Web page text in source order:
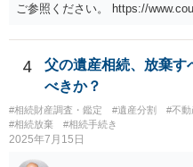
ご参照ください。 https://
4
父の遺産相続、放棄す
べきか？
#相続財産調査・鑑定 #遺産分割 #不
#相続放棄
#相続手続き
2025年7月15日